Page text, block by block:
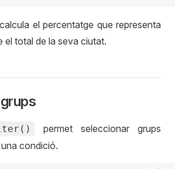
el percentatge que representa
el total de la seva ciutat.
permet seleccionar grups
condició.